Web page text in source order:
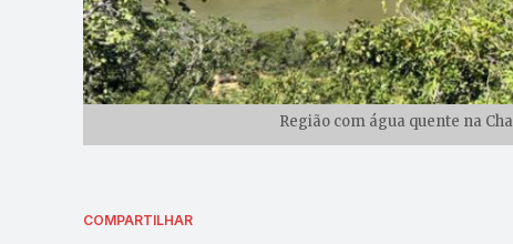
Região com água quente na
COMPARTILHAR